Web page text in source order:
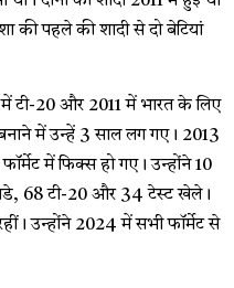
की पहले की शादी से दो बेटियां
टी-20 और 2011 में भारत के लिए
में उन्हें 3 साल लग गए। 2013
में फिक्स हो गए। उन्होंने 10
68 टी-20 और 34 टेस्ट खेले।
उन्होंने 2024 में सभी फॉर्मेट से